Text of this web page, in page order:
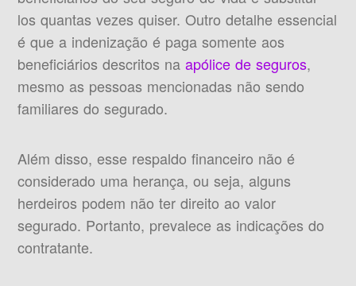
los quantas vezes quiser. Outro detalhe essencial
é que a indenização é paga somente aos
beneficiários descritos naapólice de seguros,
mesmo as pessoas mencionadas não sendo
familiares do segurado.
Além disso, esse respaldo financeiro não é
considerado uma herança, ou seja, alguns
herdeiros podem não ter direito ao valor
segurado. Portanto, prevalece as indicações do
contratante.